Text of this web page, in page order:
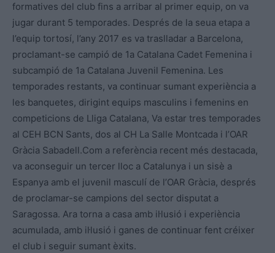
formatives del club fins a arribar al primer equip, on va
jugar durant 5 temporades. Després de la seua etapa a
l’equip tortosí, l’any 2017 es va traslladar a Barcelona,
proclamant-se campió de 1a Catalana Cadet Femenina i
subcampió de 1a Catalana Juvenil Femenina. Les
temporades restants, va continuar sumant experiència a
les banquetes, dirigint equips masculins i femenins en
competicions de Lliga Catalana, Va estar tres temporades
al CEH BCN Sants, dos al CH La Salle Montcada i l’OAR
Gràcia Sabadell.Com a referència recent més destacada,
va aconseguir un tercer lloc a Catalunya i un sisè a
Espanya amb el juvenil masculí de l’OAR Gràcia, després
de proclamar-se campions del sector disputat a
Saragossa. Ara torna a casa amb il·lusió i experiència
acumulada, amb il·lusió i ganes de continuar fent créixer
el club i seguir sumant èxits.